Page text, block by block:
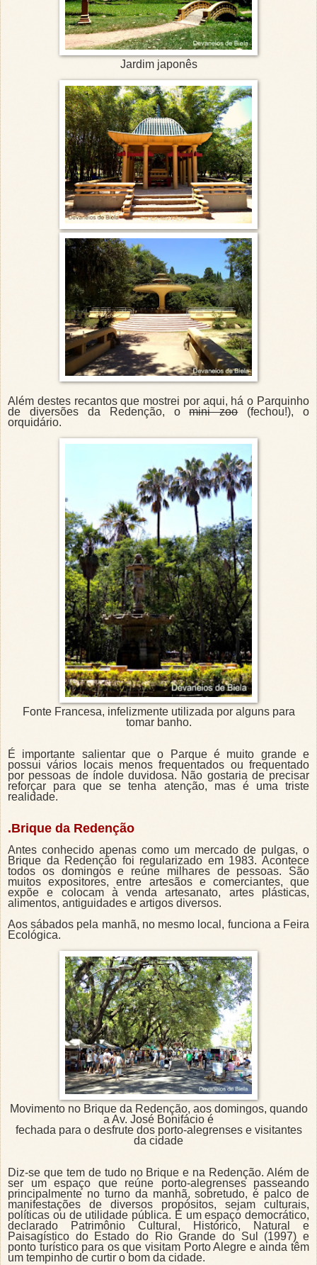
Jardim japonês
Além destes recantos que mostrei por aqui, há o Parquinho
de diversões da Redenção, omini zoo(fechou!), o
orquidário.
Fonte Francesa, infelizmente utilizada por alguns para
tomar banho.
É importante salientar que o Parque é muito grande e
possui vários locais menos frequentados ou frequentado
por pessoas de índole duvidosa. Não gostaria de precisar
reforçar para que se tenha atenção, mas é uma triste
realidade.
.Brique da Redenção
Antes conhecido apenas como um mercado de pulgas, o
Brique da Redenção foi regularizado em 1983. Acontece
todos os domingos e reúne milhares de pessoas. São
muitos expositores, entre artesãos e comerciantes, que
expõe e colocam à venda artesanato, artes plásticas,
alimentos, antiguidades e artigos diversos.
Aos sábados pela manhã, no mesmo local, funciona a Feira
Ecológica.
Movimento no Brique da Redenção, aos domingos, quando
a Av. José Bonifácio é
fechada para o desfrute dos porto-alegrenses e visitantes
da cidade
Diz-se que tem de tudo no Brique e na Redenção. Além de
ser um espaço que reúne porto-alegrenses passeando
principalmente no turno da manhã, sobretudo, é palco de
manifestações de diversos propósitos, sejam culturais,
políticas ou de utilidade pública. É um espaço democrático,
declarado Patrimônio Cultural, Histórico, Natural e
Paisagístico do Estado do Rio Grande do Sul (1997) e
ponto turístico para os que visitam Porto Alegre e ainda têm
um tempinho de curtir o bom da cidade.